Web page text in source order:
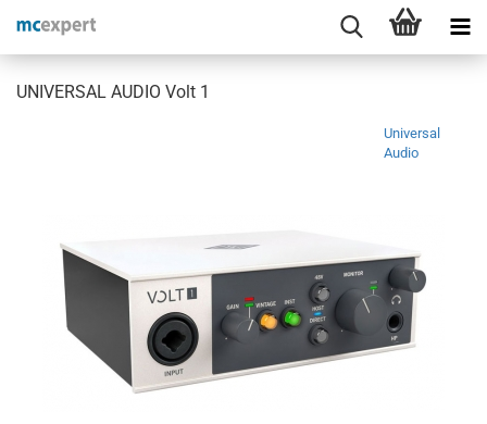
UNIVERSAL AUDIO Volt 1
Universal
Audio